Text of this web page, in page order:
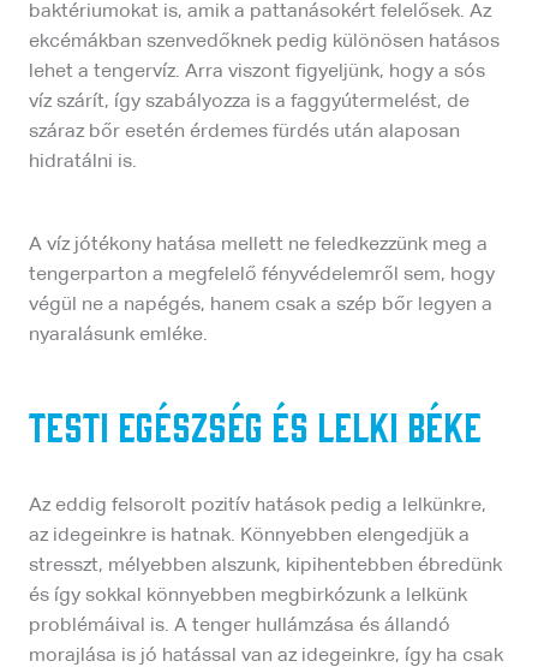
baktériumokat is, amik a pattanásokért felelősek. Az
ekcémákban szenvedőknek pedig különösen hatásos
lehet a tengervíz. Arra viszont figyeljünk, hogy a sós
víz szárít, így szabályozza is a faggyútermelést, de
száraz bőr esetén érdemes fürdés után alaposan
hidratálni is.
A víz jótékony hatása mellett ne feledkezzünk meg a
tengerparton a megfelelő fényvédelemről sem, hogy
végül ne a napégés, hanem csak a szép bőr legyen a
nyaralásunk emléke.
Testi egészség és lelki béke
Az eddig felsorolt pozitív hatások pedig a lelkünkre,
az idegeinkre is hatnak. Könnyebben elengedjük a
stresszt, mélyebben alszunk, kipihentebben ébredünk
és így sokkal könnyebben megbirkózunk a lelkünk
problémáival is. A tenger hullámzása és állandó
morajlása is jó hatással van az idegeinkre, így ha csak